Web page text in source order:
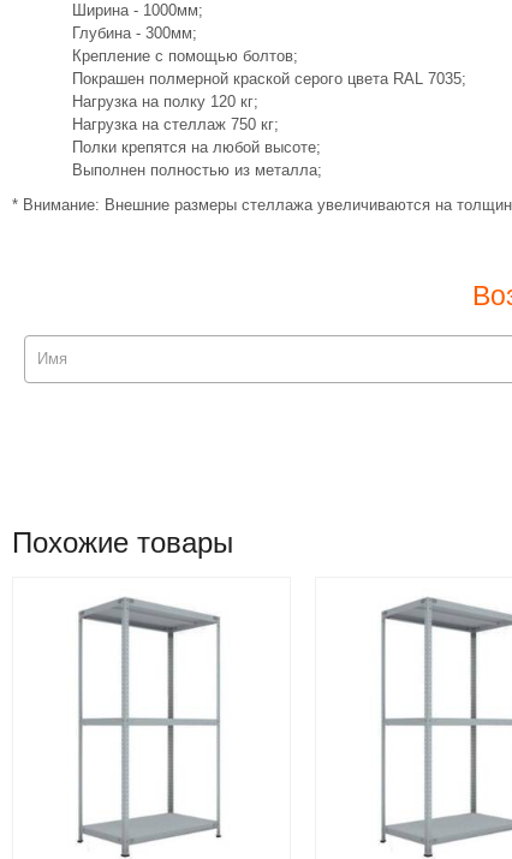
Ширина - 1000мм;
Глубина - 300мм;
Крепление с помощью болтов;
Покрашен полмерной краской серого цвета RAL 7035;
Нагрузка на полку 120 кг;
Нагрузка на стеллаж 750 кг;
Полки крепятся на любой высоте;
Выполнен полностью из металла;
* Внимание: Внешние размеры стеллажа увеличиваются на
Похожие товары